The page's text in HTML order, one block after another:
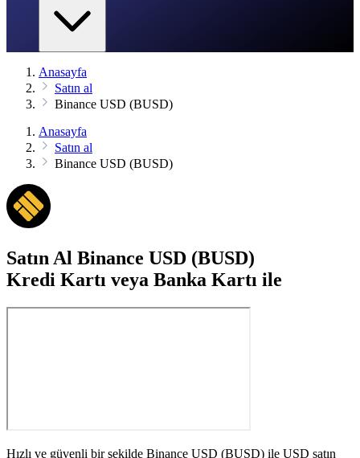
Anasayfa
Satın al
Binance USD (BUSD)
Anasayfa
Satın al
Binance USD (BUSD)
Satın Al Binance USD (BUSD)
Kredi Kartı veya Banka Kartı ile
Hızlı ve güvenli bir şekilde Binance USD (BUSD) ile USD satın